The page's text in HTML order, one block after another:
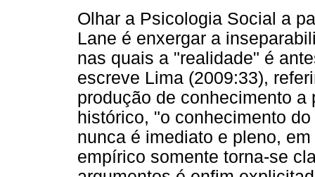
Olhar a Psicologia Social a
Lane é enxergar a
nas quais a "realidade" é
escreve Lima (2009:33),
produção de conhecimento
histórico, "o conhecimento
nunca é imediato e pleno,
empírico somente torna-se